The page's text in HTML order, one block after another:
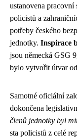
ustanovena pracovní
policistů a
potřeby českého
jednotky. Inspirace
jsou německá GSG
bylo vytvořit útvar
Samotné oficiální
dokončena
členů jednotky byl
sta policistů z celé